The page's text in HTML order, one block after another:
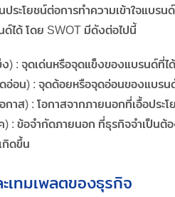
นประโยชน์ต่อการทำความเข้าใจแ
ได้ โดย SWOT มีดังต่อไปนี้
) : จุดเด่นหรือจุดแข็งของแบรนด์ที่ไ
อ่อน) : จุดด้อยหรือจุดอ่อนของแบรน
กาส) : โอกาสจากภายนอกที่เอื้อปร
) : ข้อจำกัดภายนอก ที่ธุรกิจจำเป็น
กิดขึ้น
เทมเพลตของธุรกิจ